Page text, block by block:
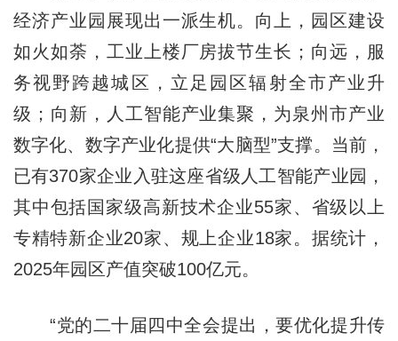
经济产业园展现出一派生机。向上，园区建设
如火如荼，工业上楼厂房拔节生长；向远，服
务视野跨越城区，立足园区辐射全市产业升
级；向新，人工智能产业集聚，为泉州市产业
数字化、数字产业化提供“大脑型”支撑。当前，
已有370家企业入驻这座省级人工智能产业园，
其中包括国家级高新技术企业55家、省级以上
专精特新企业20家、规上企业18家。据统计，
2025年园区产值突破100亿元。
“党的二十届四中全会提出，要优化提升传